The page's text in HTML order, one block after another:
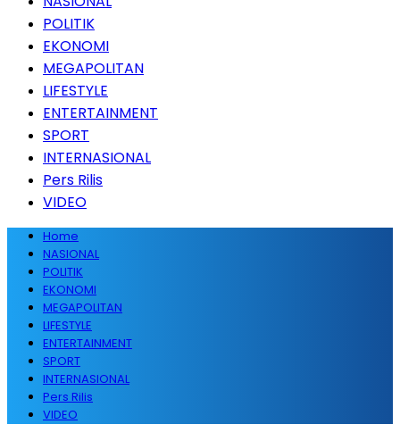
POLITIK
EKONOMI
MEGAPOLITAN
LIFESTYLE
ENTERTAINMENT
SPORT
INTERNASIONAL
Pers Rilis
VIDEO
Home
NASIONAL
POLITIK
EKONOMI
MEGAPOLITAN
LIFESTYLE
ENTERTAINMENT
SPORT
INTERNASIONAL
Pers Rilis
VIDEO